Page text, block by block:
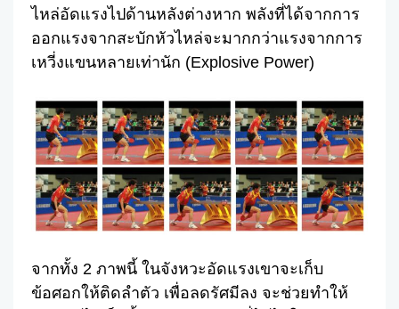
ไหล่อัดแรงไปด้านหลังต่างหาก พลังที่ได้จากการ
ออกแรงจากสะบักหัวไหล่จะมากกว่าแรงจากการ
เหวี่งแขนหลายเท่านัก (Explosive Power)
จากทั้ง 2 ภาพนี้ ในจังหวะอัดแรงเขาจะเก็บ
ข้อศอกให้ติดลำตัว เพื่อลดรัศมีลง จะช่วยทำให้